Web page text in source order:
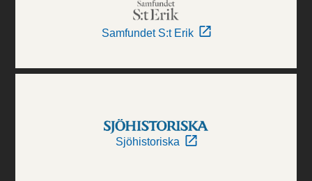
Samfundet S:t Erik
Sjöhistoriska